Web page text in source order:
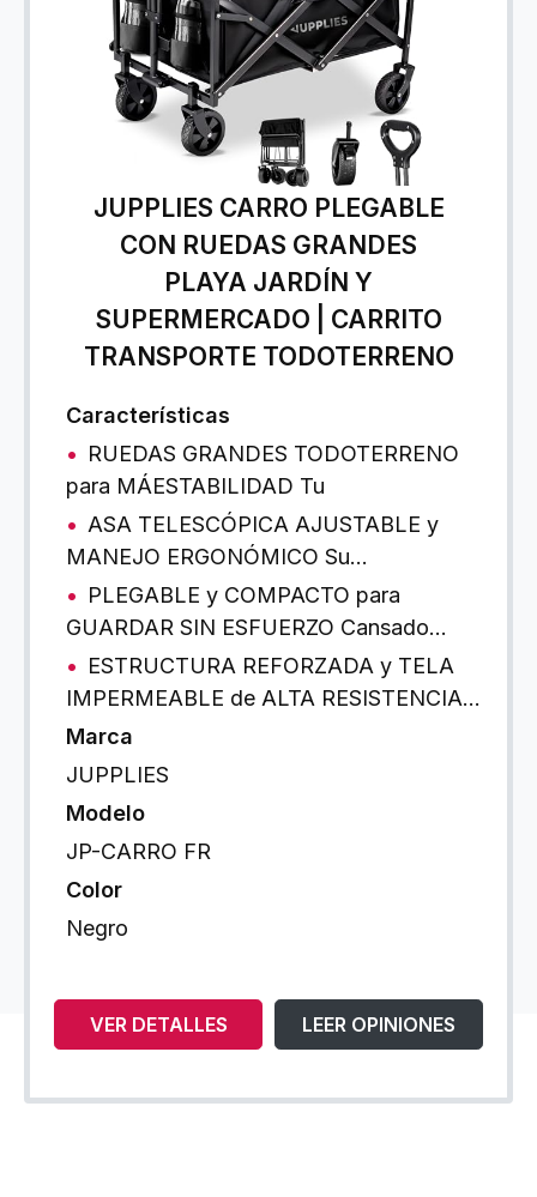
JUPPLIES CARRO PLEGABLE
CON RUEDAS GRANDES
PLAYA JARDÍN Y
SUPERMERCADO | CARRITO
TRANSPORTE TODOTERRENO
Características
RUEDAS GRANDES TODOTERRENO
para MÁESTABILIDAD Tu
ASA TELESCÓPICA AJUSTABLE y
MANEJO ERGONÓMICO Su…
PLEGABLE y COMPACTO para
GUARDAR SIN ESFUERZO Cansado…
ESTRUCTURA REFORZADA y TELA
IMPERMEABLE de ALTA RESISTENCIA…
Marca
JUPPLIES
Modelo
JP-CARRO FR
Color
Negro
VER DETALLES LEER OPINIONES